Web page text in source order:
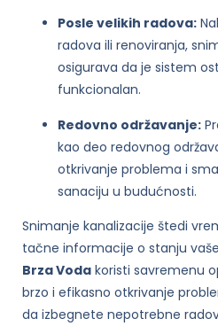
Posle velikih radova:
radova ili renoviranja,
osigurava da je sistem
funkcionalan.
Redovno održavanje:
kao deo redovnog
otkrivanje problema i
sanaciju u budućnosti.
Snimanje kanalizacije štedi
tačne informacije o stanju
Brza Voda koristi savremenu
brzo i efikasno otkrivanje
da izbegnete nepotrebne